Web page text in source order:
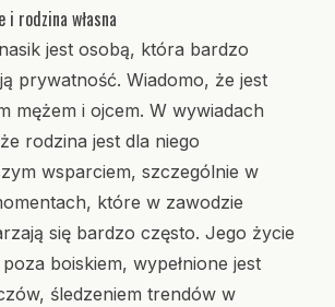
i rodzina własna
jest osobą, która bardzo
prywatność. Wiadomo, że jest
mężem i ojcem. W wywiadach
rodzina jest dla niego
wsparciem, szczególnie w
które w zawodzie
się bardzo często. Jego życie
boiskiem, wypełnione jest
śledzeniem trendów w